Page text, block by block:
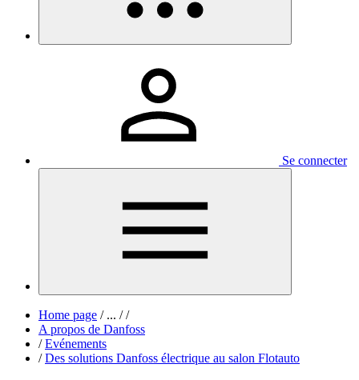
Se connecter
Home page /... / /
A propos de Danfoss
/ Evénements
/ Des solutions Danfoss électrique au salon Flotauto